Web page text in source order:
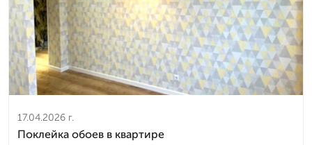
17.04.2026 г.
Поклейка обоев в квартире